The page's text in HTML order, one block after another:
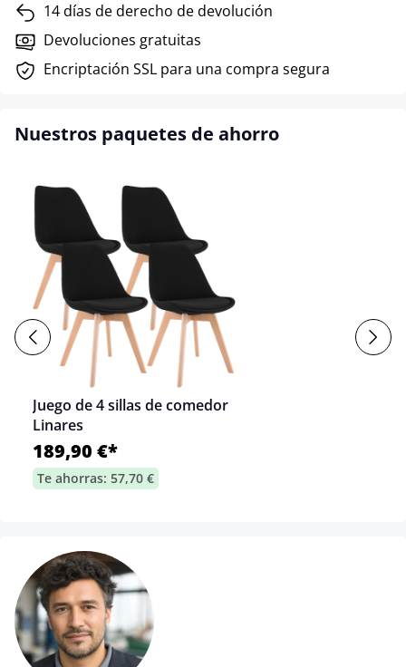
14 días de derecho de devolución
Devoluciones gratuitas
Encriptación SSL para una compra segura
Nuestros paquetes de ahorro
Juego de 4 sillas de comedor
Linares
189,90 €*
Te ahorras: 57,70 €